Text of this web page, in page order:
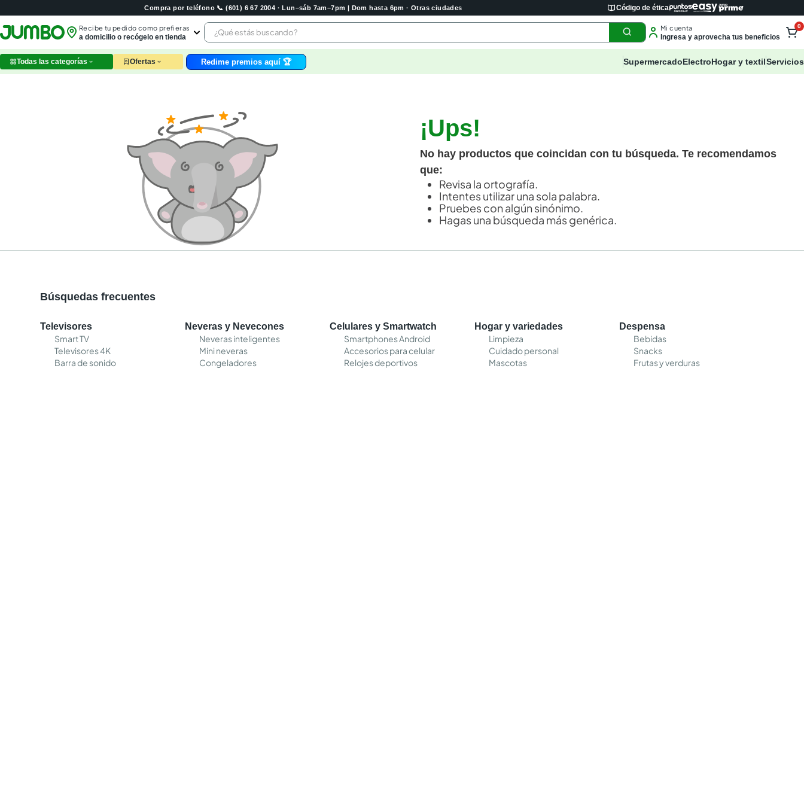
Compra por teléfono 📞 (601) 6 67 2004 · Lun–sáb 7am–7pm | Dom hasta 6pm · Otras ciudades Código de ética
Recibe tu pedido como prefieras
a domicilio o recógelo en tienda
¿Qué estás buscando? Mi cuenta
Ingresa y aprovecha tus beneficios
0
Todas las categorías Ofertas Redime premios aquí 🏆 SupermercadoElectroHogar y textilServicios
¡Ups!
No hay productos que coincidan con tu búsqueda. Te recomendamos
que:
Revisa la ortografía.
Intentes utilizar una sola palabra.
Pruebes con algún sinónimo.
Hagas una búsqueda más genérica.
Búsquedas frecuentes
Televisores
Smart TV
Televisores 4K
Barra de sonido
Neveras y Nevecones
Neveras inteligentes
Mini neveras
Congeladores
Celulares y Smartwatch
Smartphones Android
Accesorios para celular
Relojes deportivos
Hogar y variedades
Limpieza
Cuidado personal
Mascotas
Despensa
Bebidas
Snacks
Frutas y verduras
leche
galletas
aceite
queso
pollo
carne